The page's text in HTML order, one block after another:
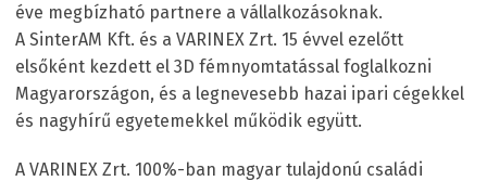
éve megbízható partnere a vállalkozásoknak.
A SinterAM Kft. és a VARINEX Zrt. 15 évvel ezelőtt
elsőként kezdett el 3D fémnyomtatással foglalkozni
Magyarországon, és a legnevesebb hazai ipari cégekkel
és nagyhírű egyetemekkel működik együtt.
A VARINEX Zrt. 100%-ban magyar tulajdonú családi